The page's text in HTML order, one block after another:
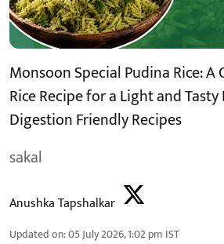
Monsoon Special Pudina Rice:
Rice Recipe for a Light and
Digestion Friendly Recipes
sakal
Anushka Tapshalkar
Updated on:05 July 2026, 1:02 pm IST